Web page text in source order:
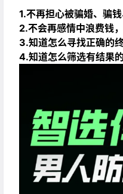
1.不再担心被骗婚、骗
2.不会再感情中浪费钱
3.知道怎么寻找正确的
4.知道怎么筛选有结果